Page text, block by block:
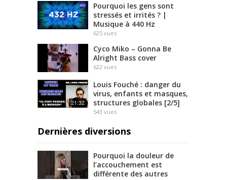
Pourquoi les gens sont
stressés et irrités ? |
Musique à 440 Hz
625 vues
Cyco Miko – Gonna Be
Alright Bass cover
622 vues
21:32
Louis Fouché : danger du
virus, enfants et masques,
structures globales [2/5]
543 vues
Dernières diversions
Pourquoi la douleur de
l’accouchement est
différente des autres